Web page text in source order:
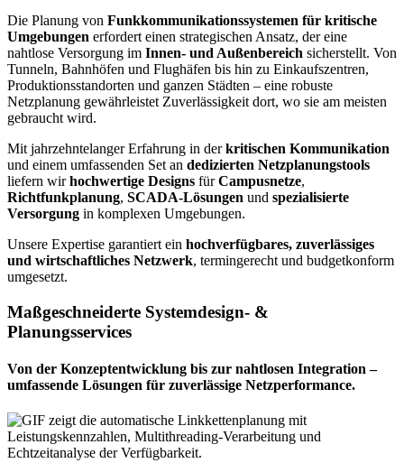
Die Planung von Funkkommunikationssystemen für kritische
Umgebungen erfordert einen strategischen Ansatz, der eine
nahtlose Versorgung im Innen- und Außenbereich sicherstellt. Von
Tunneln, Bahnhöfen und Flughäfen bis hin zu Einkaufszentren,
Produktionsstandorten und ganzen Städten – eine robuste
Netzplanung gewährleistet Zuverlässigkeit dort, wo sie am meisten
gebraucht wird.
Mit jahrzehntelanger Erfahrung in derkritischen Kommunikation
und einem umfassenden Set an dedizierten Netzplanungstools
liefern wirhochwertige Designs fürCampusnetze,
Richtfunkplanung, SCADA-Lösungen und spezialisierte
Versorgung in komplexen Umgebungen.
Unsere Expertise garantiert ein hochverfügbares, zuverlässiges
und wirtschaftliches Netzwerk, termingerecht und budgetkonform
umgesetzt.
Maßgeschneiderte Systemdesign- &
Planungsservices
Von der Konzeptentwicklung bis zur nahtlosen Integration –
umfassende Lösungen für zuverlässige Netzperformance.